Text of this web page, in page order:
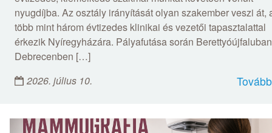
nyugdíjba. Az osztály irányítását olyan szakember veszi át,
több mint három évtizedes klinikai és vezetői tapasztalattal
érkezik Nyíregyházára. Pályafutása során
Debrecenben […]
2026. július 10.